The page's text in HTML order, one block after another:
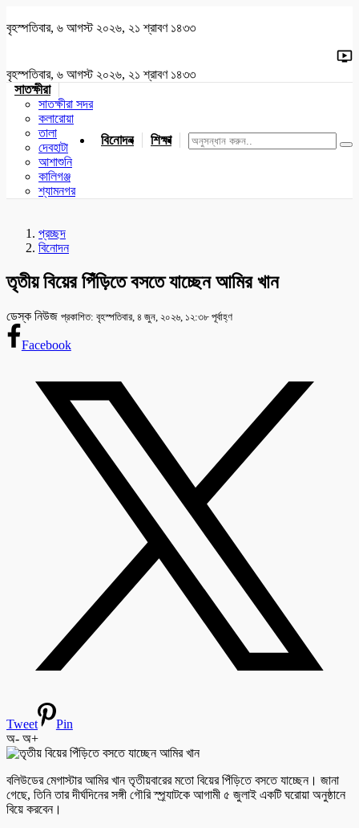
বৃহস্পতিবার, ৬ আগস্ট ২০২৬, ২১ শ্রাবণ ১৪৩৩
বৃহস্পতিবার, ৬ আগস্ট ২০২৬, ২১ শ্রাবণ ১৪৩৩
সাতক্ষীরা
সাতক্ষীরা সদর
কলারোয়া
তালা
দেবহাটা
আশাশুনি
কালিগঞ্জ
শ্যামনগর
বিনোদন শিক্ষা খেলাধুলা জাতীয় যশোর
প্রচ্ছদ
বিনোদন
তৃতীয় বিয়ের পিঁড়িতে বসতে যাচ্ছেন আমির খান
ডেস্ক নিউজ প্রকাশিত: বৃহস্পতিবার, ৪ জুন, ২০২৬, ১২:৩৮ পূর্বাহ্ণ
Facebook
Tweet
Pin
অ- অ+
বলিউডের মেগাস্টার আমির খান তৃতীয়বারের মতো বিয়ের পিঁড়িতে বসতে যাচ্ছেন। জানা
গেছে, তিনি তার দীর্ঘদিনের সঙ্গী গৌরি স্প্র্যাটকে আগামী ৫ জুলাই একটি ঘরোয়া অনুষ্ঠানে
বিয়ে করবেন।